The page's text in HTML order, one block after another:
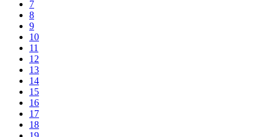
7
8
9
10
11
12
13
14
15
16
17
18